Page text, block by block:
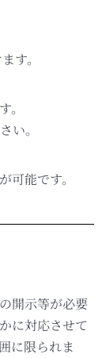
す。
い。
可能です。
開示等が必要
に対応させて
に限られま